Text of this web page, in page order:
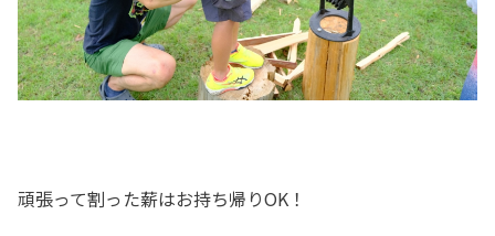
頑張って割った薪はお持ち帰りOK！